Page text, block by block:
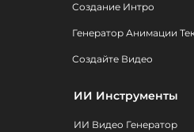
Создание Интро
Генератор Анимации
Создайте Видео
ИИ Инструменты
ИИ Видео Генератор